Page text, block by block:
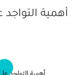
أهمية